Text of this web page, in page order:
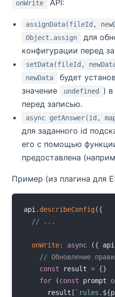
onWrite API:
assignData(fileId,
Object.assign
для
конфигурации перед
setData(fileId,
newData
будет
значение
undefined
)
перед записью.
async getAnswer(id,
для заданного id
его с помощью
предоставлена
Пример (из плагина для
api . describeConfig({
// ...
onWrite: async ({ api
// Обновление
const result = {}
for
(const prompt
      result
[ ` rules. ${